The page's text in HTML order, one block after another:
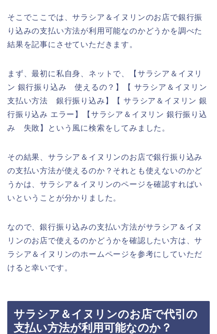
そこでここでは、サラシア＆イヌリンのお店で銀行振
り込みの支払い方法が利用可能なのかどうかを調べた
結果を記事にさせていただきます。
まず、最初に私自身、ネットで、【サラシア＆イヌリ
ン 銀行振り込み 使えるの？】【 サラシア＆イヌリン
支払い方法 銀行振り込み】【 サラシア＆イヌリン 銀
行振り込み エラー】【サラシア＆イヌリン 銀行振り込
み 失敗】という風に検索をしてみました。
その結果、サラシア＆イヌリンのお店で銀行振り込み
の支払い方法が使えるのか？それとも使えないのかど
うかは、サラシア＆イヌリンのページを確認すればい
いということが分かりました。
なので、銀行振り込みの支払い方法がサラシア＆イヌ
リンのお店で使えるのかどうかを確認したい方は、サ
ラシア＆イヌリンのホームページを参考にしていただ
けると幸いです。
サラシア＆イヌリンのお店で代引の
支払い方法が利用可能なのか？